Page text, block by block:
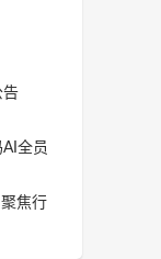
告
全员